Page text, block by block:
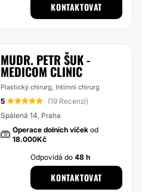
KONTAKTOVAT
MUDR. PETR ŠUK -
MEDICOM CLINIC
Plastický chirurg, Intimní chirurg
5
(19 Recenzí)
Spálená 14, Praha
Operace dolních víček od
18.000Kč
Odpovídá do48 h
KONTAKTOVAT